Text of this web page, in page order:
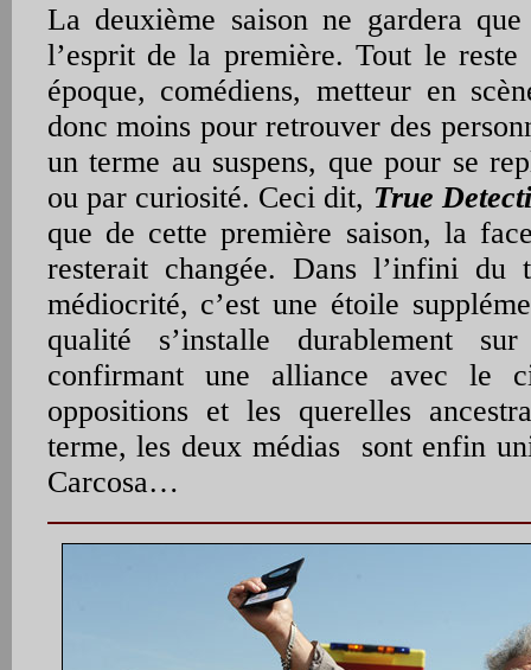
La deuxième saison ne gardera
l’esprit de la première. Tout le
époque, comédiens, metteur en
donc moins pour retrouver des
un terme au suspens, que pour se
ou par curiosité. Ceci dit, True
que de cette première saison, la
resterait changée. Dans l’infini du
médiocrité, c’est une étoile
qualité s’installe durablement
confirmant une alliance avec le
oppositions et les querelles
terme, les deux médias sont enfin
Carcosa…